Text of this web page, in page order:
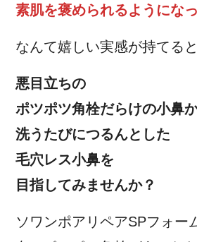
素肌を褒められるようにな
なんて嬉しい実感が持てる
悪目立ちの
ポツポツ角栓だらけの小鼻
洗うたびにつるんとした
毛穴レス小鼻を
目指してみませんか？
ソワンポアリペアSPフォー